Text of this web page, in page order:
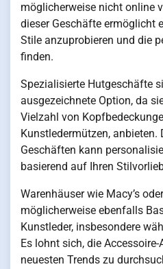
möglicherweise nicht online
dieser Geschäfte ermöglicht
Stile anzuprobieren und die
finden.
Spezialisierte Hutgeschäfte
ausgezeichnete Option, da
Vielzahl von
Kunstledermützen, anbieten.
Geschäften kann
basierend auf Ihren
Warenhäuser wie Macy’s
möglicherweise ebenfalls
Kunstleder, insbesondere
Es lohnt sich, die
neuesten Trends zu